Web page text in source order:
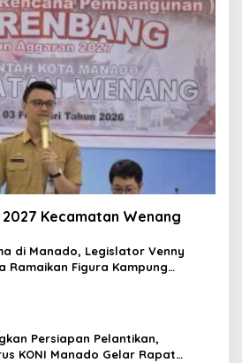
2027 Kecamatan Wenang
di Manado, Legislator Venny
Ramaikan Figura Kampung
Persiapan Pelantikan,
KONI Manado Gelar Rapat